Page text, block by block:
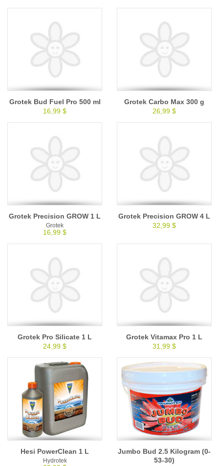
Grotek Bud Fuel Pro 500 ml
16,99 $
Grotek Carbo Max 300 g
26,99 $
Grotek Precision GROW 1 L
Grotek
16,99 $
Grotek Precision GROW 4 L
32,99 $
Grotek Pro Silicate 1 L
24,99 $
Grotek Vitamax Pro 1 L
31,99 $
Hesi PowerClean 1 L
Hydrotek
Jumbo Bud 2.5 Kilogram (0-
53-30)